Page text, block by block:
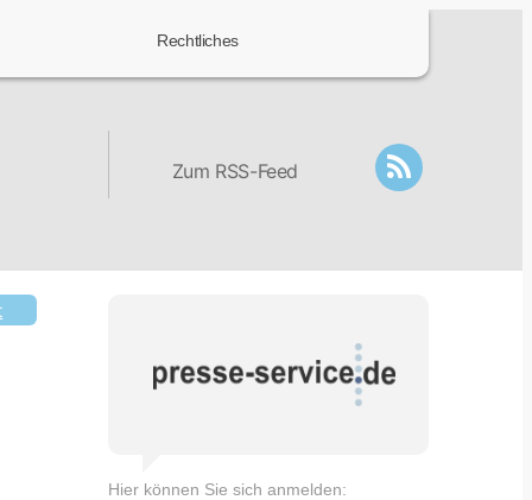
Rechtliches
Zum RSS-Feed
Hier können Sie sich anmelden: